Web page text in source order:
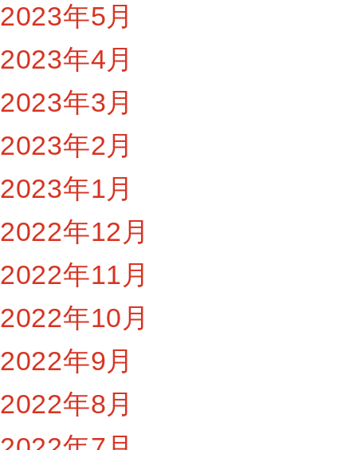
2023年5月
2023年4月
2023年3月
2023年2月
2023年1月
2022年12月
2022年11月
2022年10月
2022年9月
2022年8月